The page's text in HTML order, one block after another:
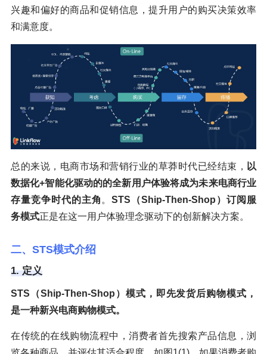
兴趣和偏好的商品和促销信息，提升用户的购买决策效率
和满意度。
总的来说，电商市场和营销行业的草莽时代已经结束， 以
数据化+智能化驱动的的全新用户体验将成为未来电商行业
存量竞争时代的主角 。STS（Ship-Then-Shop）订阅服
务模式正是在这一用户体验理念驱动下的创新解决方案。
二、STS模式介绍
1. 定义
STS（Ship-Then-Shop）模式，即先发货后购物模式，
是一种新兴电商购物模式。
在传统的在线购物流程中，消费者首先搜索产品信息，浏